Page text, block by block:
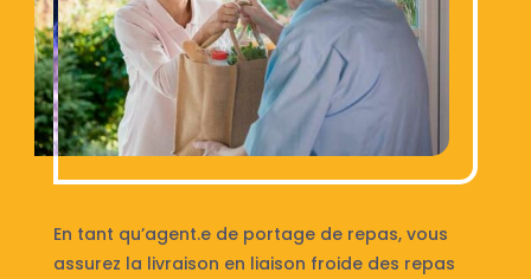
En tant qu’agent.e de portage de repas, vous
assurez la livraison en liaison froide des repas